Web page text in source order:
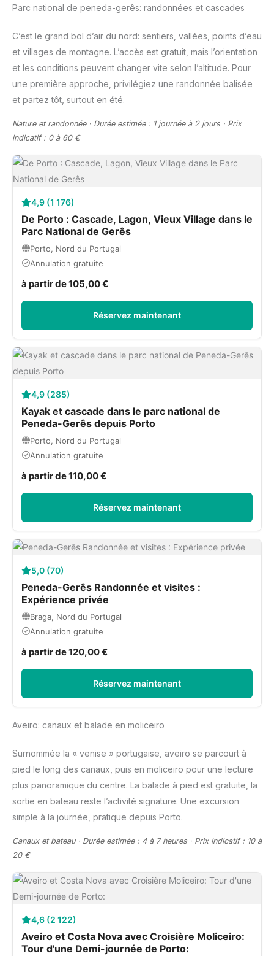
Parc national de peneda-gerês: randonnées et cascades
C’est le grand bol d’air du nord: sentiers, vallées, points d’eau
et villages de montagne. L’accès est gratuit, mais l’orientation
et les conditions peuvent changer vite selon l’altitude. Pour
une première approche, privilégiez une randonnée balisée
et partez tôt, surtout en été.
Nature et randonnée · Durée estimée : 1 journée à 2 jours · Prix
indicatif : 0 à 60 €
4,9 (1 176)
De Porto : Cascade, Lagon, Vieux Village dans le
Parc National de Gerês
Porto, Nord du Portugal
Annulation gratuite
à partir de 105,00 €
Réservez maintenant
4,9 (285)
Kayak et cascade dans le parc national de
Peneda-Gerês depuis Porto
Porto, Nord du Portugal
Annulation gratuite
à partir de 110,00 €
Réservez maintenant
5,0 (70)
Peneda-Gerês Randonnée et visites :
Expérience privée
Braga, Nord du Portugal
Annulation gratuite
à partir de 120,00 €
Réservez maintenant
Aveiro: canaux et balade en moliceiro
Surnommée la « venise » portugaise, aveiro se parcourt à
pied le long des canaux, puis en moliceiro pour une lecture
plus panoramique du centre. La balade à pied est gratuite, la
sortie en bateau reste l’activité signature. Une excursion
simple à la journée, pratique depuis Porto.
Canaux et bateau · Durée estimée : 4 à 7 heures · Prix indicatif : 10 à
20 €
4,6 (2 122)
Aveiro et Costa Nova avec Croisière Moliceiro:
Tour d'une Demi-journée de Porto: